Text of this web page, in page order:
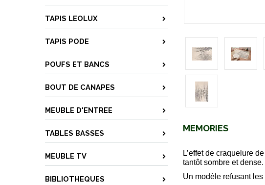
TAPIS LEOLUX
TAPIS PODE
POUFS ET BANCS
BOUT DE CANAPES
MEUBLE D'ENTREE
TABLES BASSES
MEUBLE TV
BIBLIOTHEQUES
MEMORIES
L’effet de craquelure
tantôt sombre et dense.
Un modèle refusant